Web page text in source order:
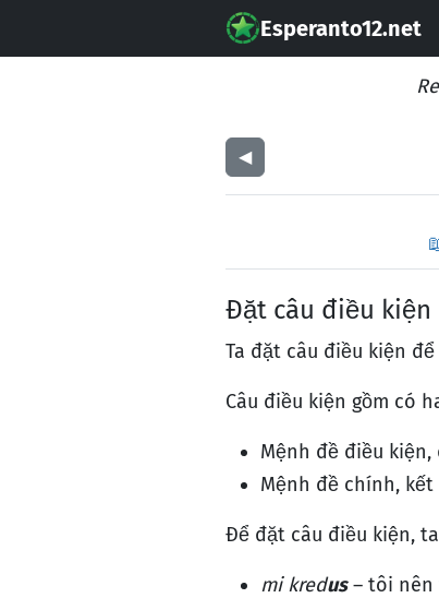
Esperanto12.net
◀︎
Đặt câu điều kiện
Ta đặt câu điều kiện
Câu điều kiện gồm có
Mệnh đề điều
Mệnh đề chính,
Để đặt câu điều kiện,
mi kredus– tôi nên